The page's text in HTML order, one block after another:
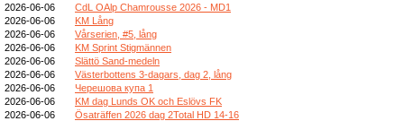
2026-06-06
CdL OAlp Chamrousse 2026 - MD1
2026-06-06
KM Lång
2026-06-06
Vårserien, #5, lång
2026-06-06
KM Sprint Stigmännen
2026-06-06
Slättö Sand-medeln
2026-06-06
Västerbottens 3-dagars, dag 2, lång
2026-06-06
Черешова купа 1
2026-06-06
KM dag Lunds OK och Eslövs FK
2026-06-06
Ösaträffen 2026 dag 2Total HD 14-16